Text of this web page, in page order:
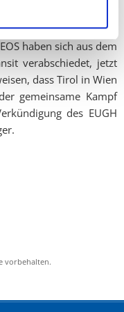
Ansonsten
Briefträger Tirols!“
haben sich aus dem
verabschiedet, jetzt
dass Tirol in Wien
gemeinsame Kampf
des EUGH
vorbehalten.